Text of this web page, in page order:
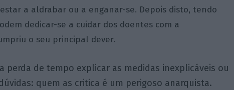
a aldrabar ou a enganar-se. Depois disto, tendo
dedicar-se a cuidar dos doentes com a
o seu principal dever.
perda de tempo explicar as medidas inexplicáveis ou
quem as critica é um perigoso anarquista.